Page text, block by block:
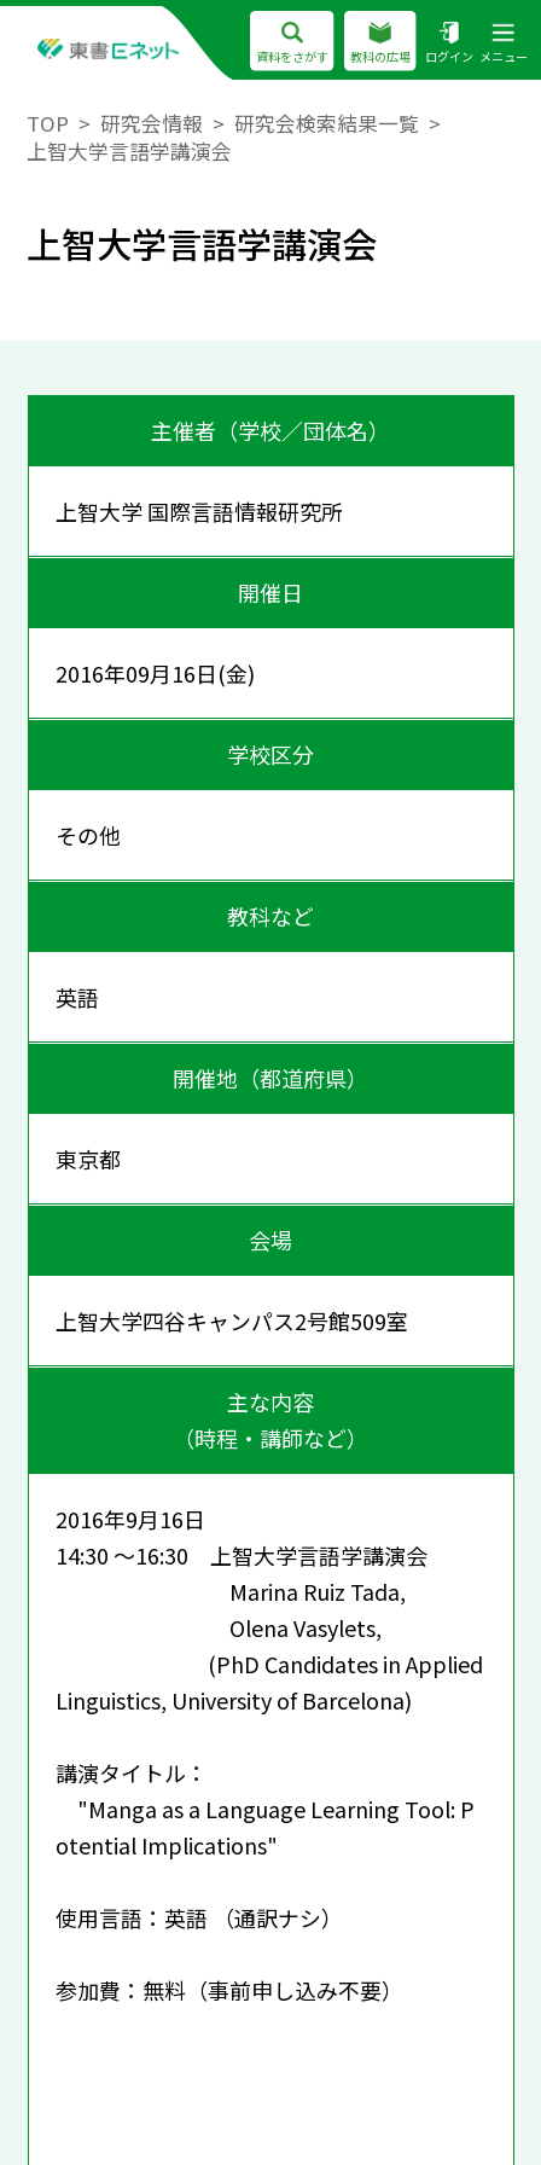
資料をさがす 教科の広場 ログイン メニュー
TOP 研究会情報
研究会検索結果一覧
上智大学言語学講演会
上智大学言語学講演会
主催者（学校／団体名）
上智大学 国際言語情報研究所
開催日
2016年09月16日(金)
学校区分
その他
教科など
英語
開催地（都道府県）
東京都
会場
上智大学四谷キャンパス2号館509室
主な内容
（時程・講師など）
2016年9月16日
14:30 ～16:30 上智大学言語学講演会
Marina Ruiz Tada,
Olena Vasylets,
(PhD Candidates in Applied
Linguistics, University of Barcelona)
講演タイトル：
"Manga as a Language Learning Tool: P
otential Implications"
使用言語：英語 （通訳ナシ）
参加費：無料（事前申し込み不要）